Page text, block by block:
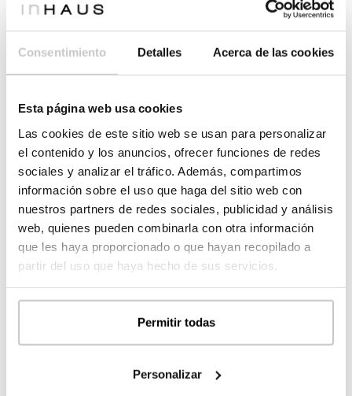
Consentimiento Detalles Acerca de las cookies
Esta página web usa cookies
Las cookies de este sitio web se usan para personalizar
el contenido y los anuncios, ofrecer funciones de redes
sociales y analizar el tráfico. Además, compartimos
información sobre el uso que haga del sitio web con
nuestros partners de redes sociales, publicidad y análisis
web, quienes pueden combinarla con otra información
que les haya proporcionado o que hayan recopilado a
partir del uso que haya hecho de sus servicios.
Permitir todas
Personalizar
Dormitorios *
Plantas
1 2
3 Más de 3
¿Tienes ya el terrero? *